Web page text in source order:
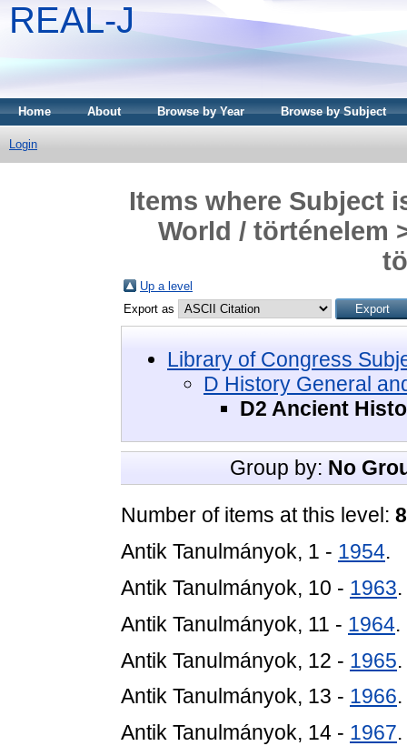
REAL-J
Home About Browse by Year Browse by Subject
Login
Items where Subject
World / történelem
Up a level
Export as
Library of Congress
D History General
D2 Ancient
Group by: No
Number of items at this level:
Antik Tanulmányok, 1 - 1954.
Antik Tanulmányok, 10 - 1963.
Antik Tanulmányok, 11 - 1964.
Antik Tanulmányok, 12 - 1965.
Antik Tanulmányok, 13 - 1966.
Antik Tanulmányok, 14 - 1967.